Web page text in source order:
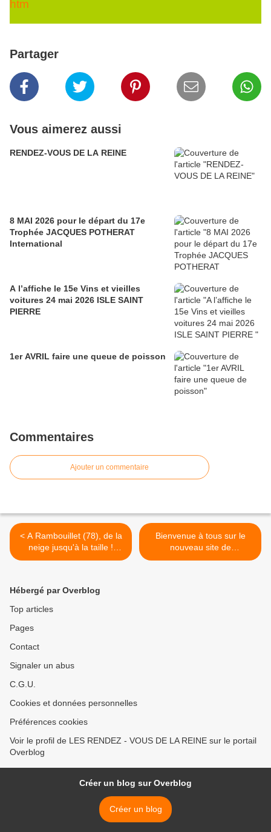
htm
Partager
Vous aimerez aussi
RENDEZ-VOUS DE LA REINE
8 MAI 2026 pour le départ du 17e
Trophée JACQUES POTHERAT
International
A l’affiche le 15e Vins et vieilles
voitures 24 mai 2026 ISLE SAINT
PIERRE
1er AVRIL faire une queue de poisson
Commentaires
Ajouter un commentaire
< A Rambouillet (78), de la
neige jusqu'à la taille !
….......
Bienvenue à tous sur le
nouveau site de
MechanicsInMotion! >
Hébergé par Overblog
Top articles
Pages
Contact
Signaler un abus
C.G.U.
Cookies et données personnelles
Préférences cookies
Voir le profil de LES RENDEZ - VOUS DE LA REINE sur le portail
Overblog
Créer un blog sur Overblog
Créer un blog